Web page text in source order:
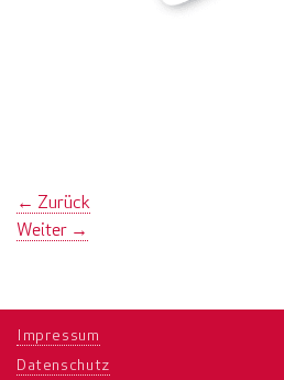
← Zurück
Weiter →
Impressum
Datenschutz